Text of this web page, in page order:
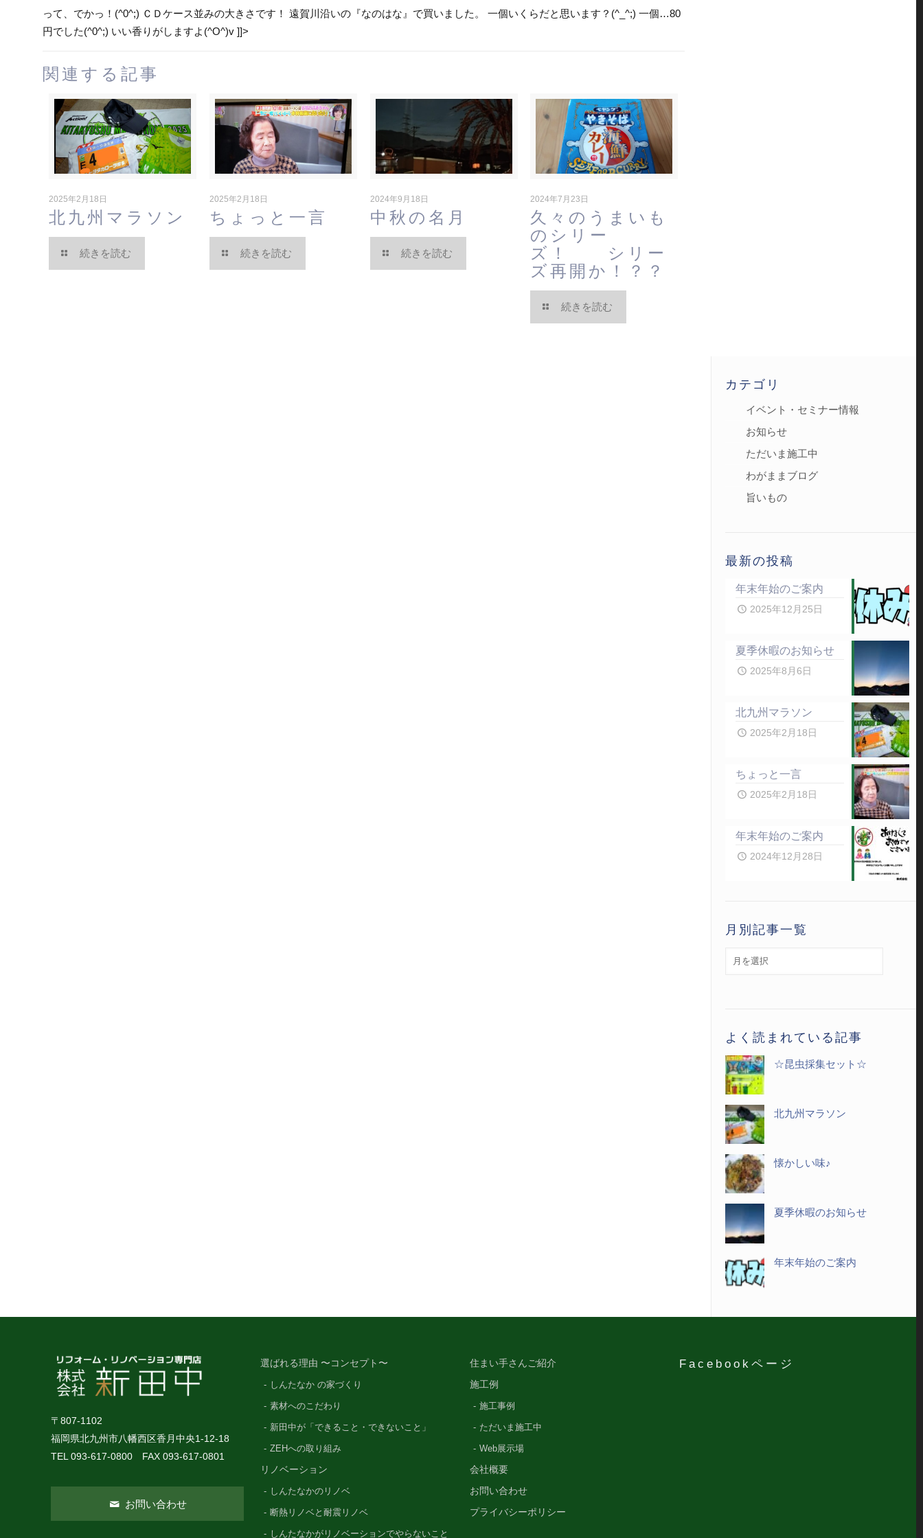
って、でかっ！(^0^;) ＣＤケース並みの大きさです！ 遠賀川沿いの『なのはな』で買いました。 一個いくらだと思います？(^_^;) 一個…80
円でした(^0^;) いい香りがしますよ(^O^)v ]]>
関連する記事
2025年2月18日
北九州マラソン
続きを読む
2025年2月18日
ちょっと一言
続きを読む
2024年9月18日
中秋の名月
続きを読む
2024年7月23日
久々のうまいも
のシリー
ズ！ シリー
ズ再開か！？？
続きを読む
カテゴリ
イベント・セミナー情報
お知らせ
ただいま施工中
わがままブログ
旨いもの
最新の投稿
年末年始のご案内
2025年12月25日
夏季休暇のお知らせ
2025年8月6日
北九州マラソン
2025年2月18日
ちょっと一言
2025年2月18日
年末年始のご案内
2024年12月28日
月別記事一覧
覧
よく読まれている記事
☆昆虫採集セット☆
北九州マラソン
懐かしい味♪
夏季休暇のお知らせ
年末年始のご案内
〒807-1102
福岡県北九州市八幡西区香月中央1-12-18
TEL 093-617-0800 FAX 093-617-0801
お問い合わせ
選ばれる理由 〜コンセプト〜
しんたなか の家づくり
素材へのこだわり
新田中が「できること・できないこと」
ZEHへの取り組み
リノベーション
しんたなかのリノベ
断熱リノベと耐震リノベ
しんたなかがリノベーションでやらないこと
住まい手さんご紹介
施工例
施工事例
ただいま施工中
Web展示場
会社概要
お問い合わせ
プライバシーポリシー
Facebookページ